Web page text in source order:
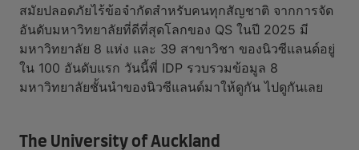
สมัยปลอดภัยไร้ข้อจำกัดสำหรับคนทุกสัญชาติ จากการจัด
อันดับมหาวิทยาลัยที่ดีที่สุดโลกของ QS ในปี 2025 มี
มหาวิทยาลัย 8 แห่ง และ 39 สาขาวิชา ของนิวซีแลนด์อยู่
ใน 100 อันดับแรก วันนี้พี่ IDP รวบรวมข้อมูล 8
มหาวิทยาลัยชั้นนำของนิวซีแลนด์มาให้ดูกัน ไปดูกันเลย
The University of Auckland